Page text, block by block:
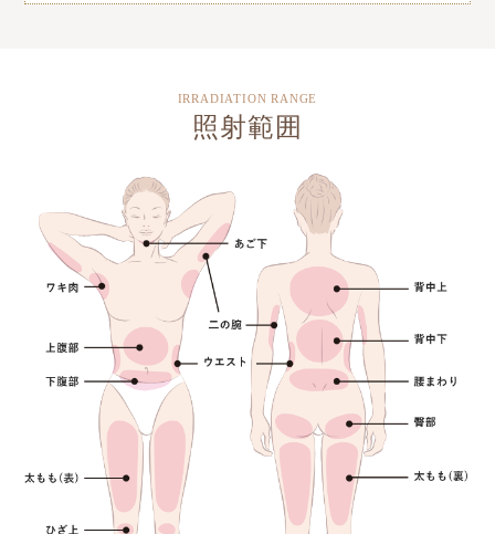
IRRADIATION RANGE
照射範囲